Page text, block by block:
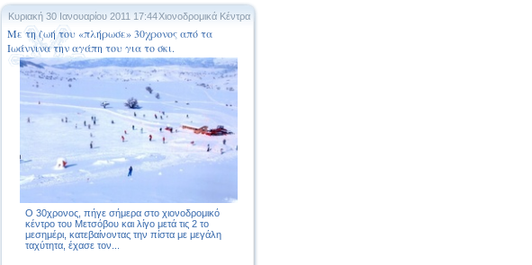
Κυριακή 30 Ιανουαρίου 2011 17:44Χιονοδρομικά Κέντρα
Με τη ζωή του «πλήρωσε» 30χρονος από τα
Ιωάννινα την αγάπη του για το σκι.
Ο 30χρονος, πήγε σήμερα στο χιονοδρομικό
κέντρο του Μετσόβου και λίγο μετά τις 2 το
μεσημέρι, κατεβαίνοντας την πίστα με μεγάλη
ταχύτητα, έχασε τον...